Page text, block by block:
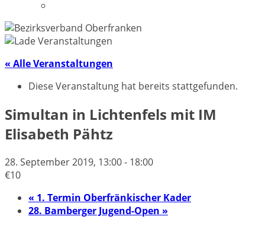
« Alle Veranstaltungen
Diese Veranstaltung hat bereits stattgefunden.
Simultan in Lichtenfels mit IM
Elisabeth Pähtz
28. September 2019, 13:00- 18:00
€10
« 1. Termin Oberfränkischer Kader
28. Bamberger Jugend-Open »